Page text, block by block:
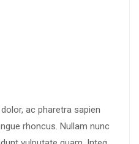
ac pharetra sapien
rhoncus. Nullam nunc